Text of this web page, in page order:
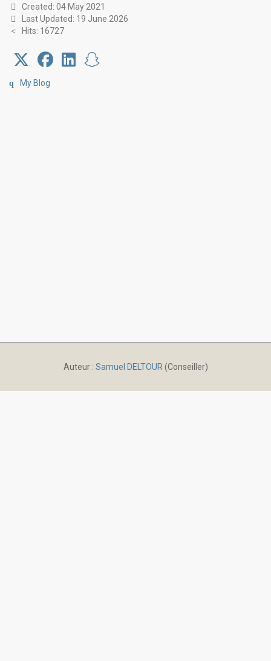
Created: 04 May 2021
Last Updated: 19 June 2026
Hits: 16727
My Blog
Auteur : Samuel DELTOUR (Conseiller)